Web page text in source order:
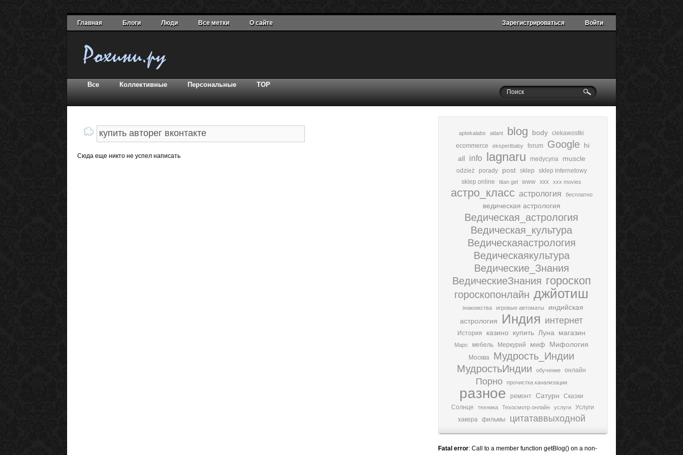
Главная Блоги Люди Все метки О сайте Зарегистрироваться Войти
Все Коллективные Персональные TOP
Сюда еще никто не успел написать
aptekalabs atlant blog body
ciekawostki
ecommerce
ekspertbaby forum Google
hi
all
info lagnaru medycyna muscle
odzież porady post sklep
sklep internetowy
sklep online
titan gel www xxx xxx movies
астро_класс астрология бесплатно
ведическая астрология
Ведическая_астрология
Ведическая_культура
Ведическаяастрология
Ведическаякультура
Ведические_Знания
ВедическиеЗнания гороскоп
гороскопонлайн джйотиш
знакомства игровые автоматы
индийская
астрология
Индия интернет
История казино купить Луна магазин
Марс мебель Меркурий миф Мифология
Москва
Мудрость_Индии
МудростьИндии
обучение онлайн
Порно прочистка канализации
разное ремонт Сатурн
Сказки
Солнце
техника Техосмотр онлайн услуги
Услуги
хакера фильмы цитатаввыходной
Fatal error: Call to a member function getBlog() on a non-